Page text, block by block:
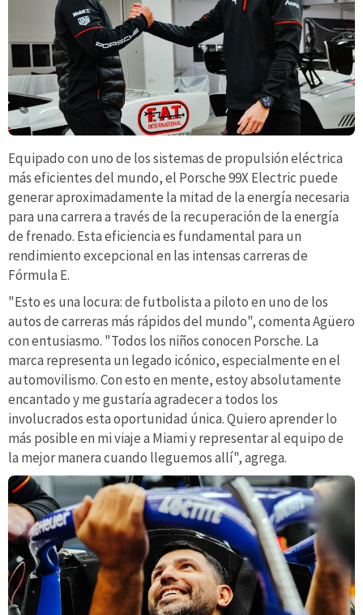
Equipado con uno de los sistemas de propulsión eléctrica
más eficientes del mundo, el Porsche 99X Electric puede
generar aproximadamente la mitad de la energía necesaria
para una carrera a través de la recuperación de la energía
de frenado. Esta eficiencia es fundamental para un
rendimiento excepcional en las intensas carreras de
Fórmula E.
"Esto es una locura: de futbolista a piloto en uno de los
autos de carreras más rápidos del mundo", comenta Agüero
con entusiasmo. "Todos los niños conocen Porsche. La
marca representa un legado icónico, especialmente en el
automovilismo. Con esto en mente, estoy absolutamente
encantado y me gustaría agradecer a todos los
involucrados esta oportunidad única. Quiero aprender lo
más posible en mi viaje a Miami y representar al equipo de
la mejor manera cuando lleguemos allí", agrega.